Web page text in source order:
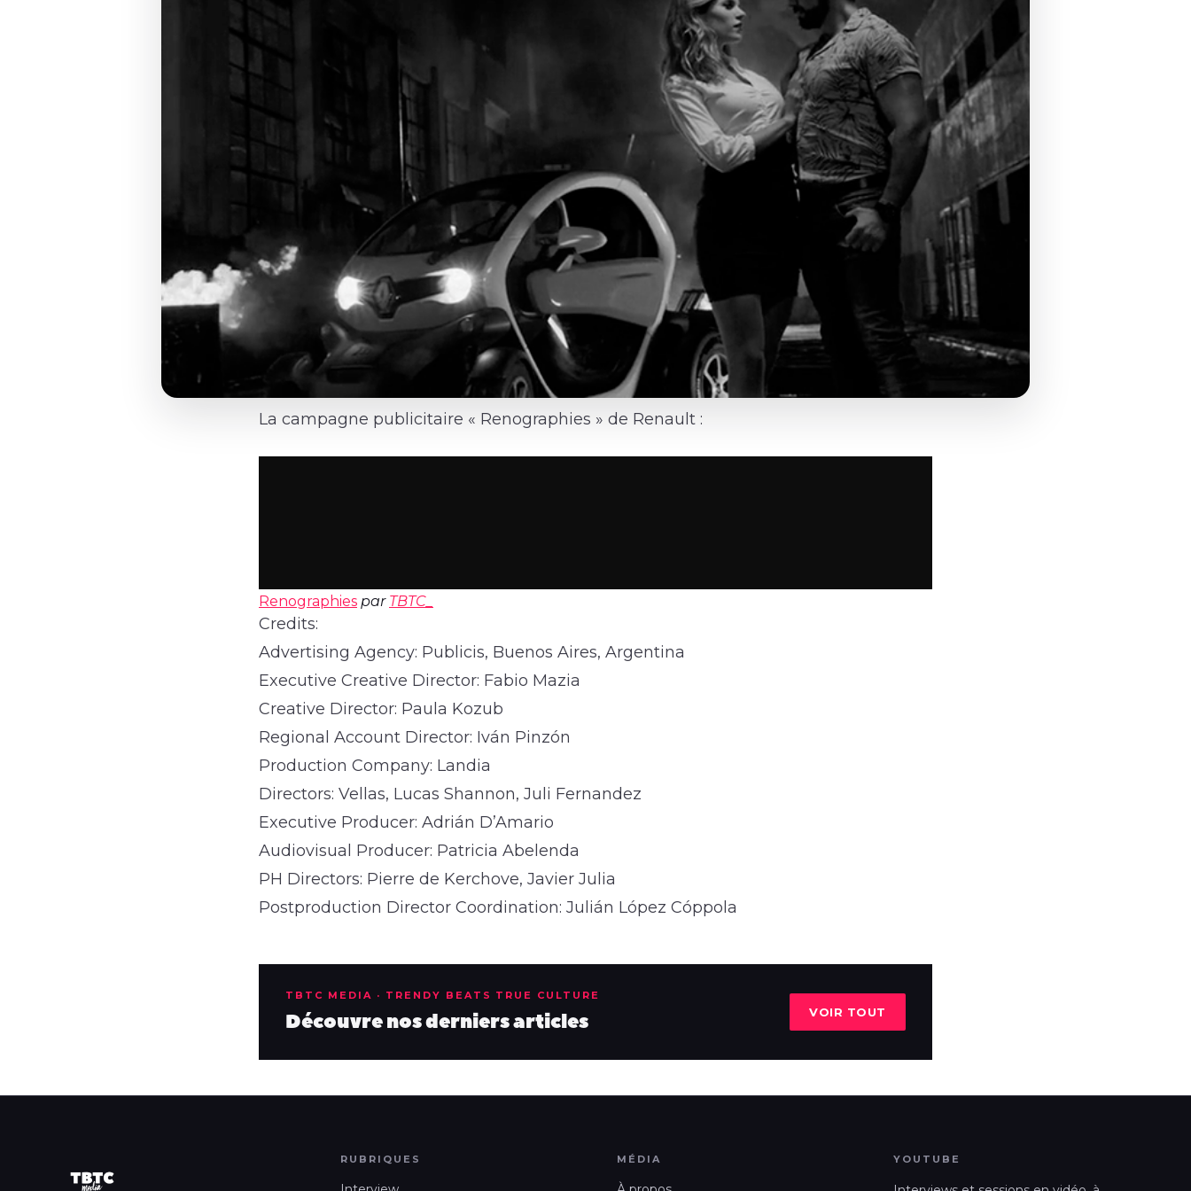
La campagne publicitaire « Renographies » de Renault :
Renographies par TBTC_
Credits:
Advertising Agency: Publicis, Buenos Aires, Argentina
Executive Creative Director: Fabio Mazia
Creative Director: Paula Kozub
Regional Account Director: Iván Pinzón
Production Company: Landia
Directors: Vellas, Lucas Shannon, Juli Fernandez
Executive Producer: Adrián D’Amario
Audiovisual Producer: Patricia Abelenda
PH Directors: Pierre de Kerchove, Javier Julia
Postproduction Director Coordination: Julián López Cóppola
TBTC MEDIA · TRENDY BEATS TRUE CULTURE
Découvre nos derniers articles VOIR TOUT
RUBRIQUES MÉDIA YOUTUBE